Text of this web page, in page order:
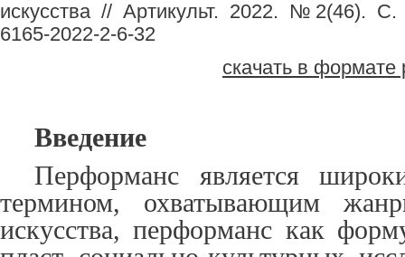
искусства // Артикульт. 2022. №2(46). С.
6165-2022-2-6-32
скачать в формате
Введение
Перформанс является
термином, охватывающим
искусства, перформанс как